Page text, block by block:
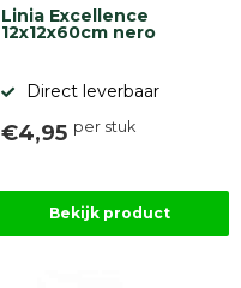
Linia Excellence
12x12x60cm nero
Direct leverbaar
€4,95 per stuk
Bekijk product